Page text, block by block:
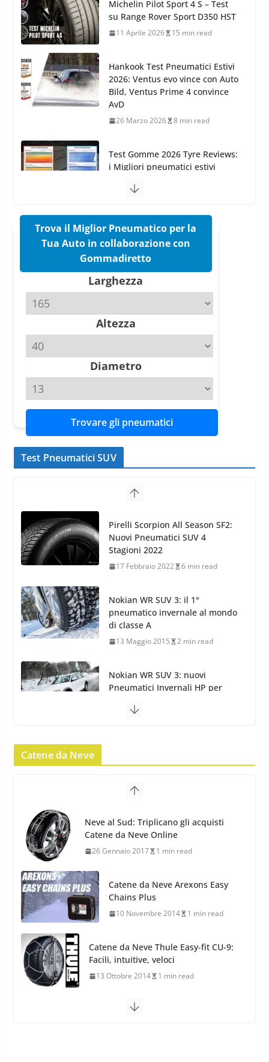
Azoto
26 Marzo 2025 2 min read
Hankook Test Pneumatici Estivi
2026: Ventus evo vince con Auto
Bild, Ventus Prime 4 convince
Test Gomme 2026 Tyre Reviews:
i Migliori pneumatici estivi
sportivi a confronto
Pirelli Cinturato 2026: due
confermano il salto tecnico del
Pirelli P Zero Trofeo RS: per
Tyre Reviews è la gomma semi-
slick da battere
Michelin Pilot Sport 4 S – Test
su Range Rover Sport D350 HST
11 Aprile 2026 15 min read
Trova il Miglior Pneumatico per la
Tua Auto in collaborazione con
Gommadiretto
Larghezza
Altezza
Diametro
Trovare gli pneumatici
Test Pneumatici SUV
Nokian WR SUV 3: il 1°
pneumatico invernale al mondo
di classe A
13 Maggio 2015 2 min read
Nokian WR SUV 3: nuovi
Pneumatici Invernali HP per
condizioni invernali difficili
23 Aprile 2013 9 min read
Yokohama Geolandar G073: nuovi pneumatici
invernali SUV
2 min read
17 Febbraio 2022 6 min read
Stagioni 2022
17 Febbraio 2022
Catene da Neve
Catene da Neve Arexons Easy
Chains Plus
10 Novembre 2014 1 min read
Catene da Neve Thule Easy-fit CU-9:
Facili, intuitive, veloci
13 Ottobre 2014 1 min read
Calze da Neve Arexocks by
Arexons
26 Ottobre 2013 1 min read
Calze da Neve per Auto 2025: